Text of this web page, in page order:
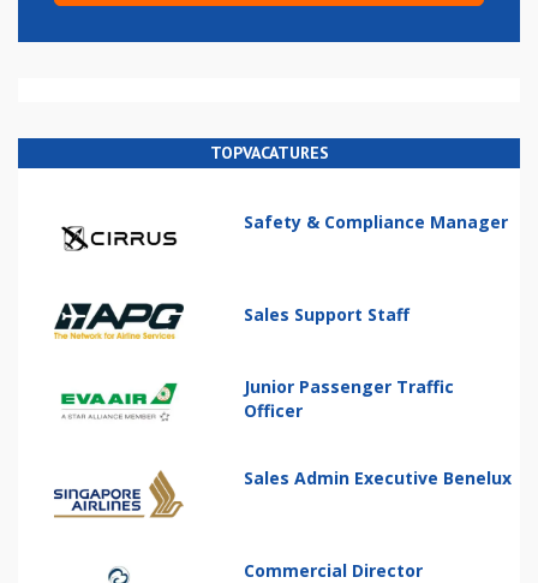
TOPVACATURES
Safety & Compliance Manager
Sales Support Staff
Junior Passenger Traffic
Officer
Sales Admin Executive Benelux
Commercial Director